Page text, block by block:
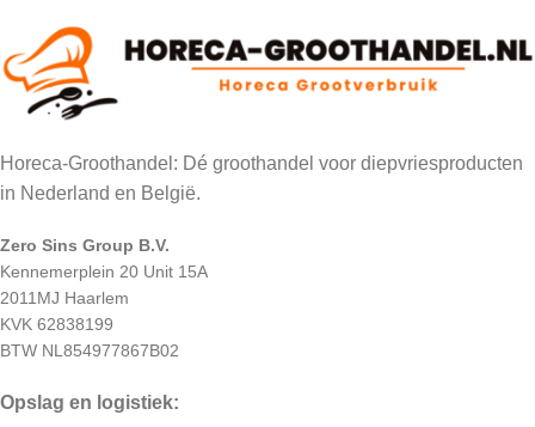
Horeca-Groothandel: Dé groothandel voor diepvriesproducten
in Nederland en België.
Zero Sins Group B.V.
Kennemerplein 20 Unit 15A
2011MJ Haarlem
KVK 62838199
BTW NL854977867B02
Opslag en logistiek: